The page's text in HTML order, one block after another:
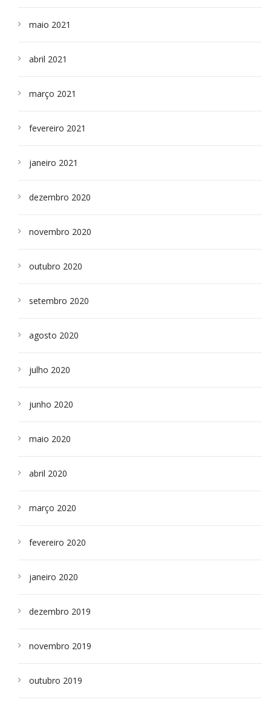
maio 2021
abril 2021
março 2021
fevereiro 2021
janeiro 2021
dezembro 2020
novembro 2020
outubro 2020
setembro 2020
agosto 2020
julho 2020
junho 2020
maio 2020
abril 2020
março 2020
fevereiro 2020
janeiro 2020
dezembro 2019
novembro 2019
outubro 2019